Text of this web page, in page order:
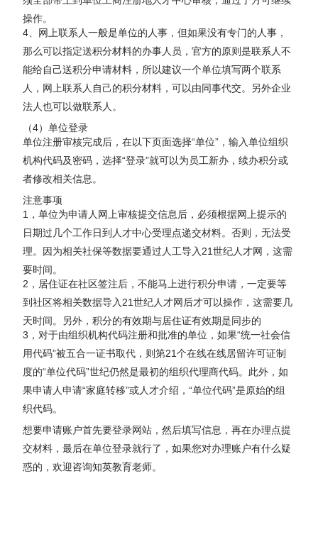
操作。
4、网上联系人一般是单位的人事，但如果没有专门的人事，
那么可以指定送积分材料的办事人员，官方的原则是联系人不
能给自己送积分申请材料，所以建议一个单位填写两个联系
人，网上联系人自己的积分材料，可以由同事代交。另外企业
法人也可以做联系人。
（4）单位登录
单位注册审核完成后，在以下页面选择“单位”，输入单位组织
机构代码及密码，选择“登录”就可以为员工新办，续办积分或
者修改相关信息。
注意事项
1，单位为申请人网上审核提交信息后，必须根据网上提示的
日期过几个工作日到人才中心受理点递交材料。否则，无法受
理。因为相关社保等数据要通过人工导入21世纪人才网，这需
要时间。
2，居住证在社区签注后，不能马上进行积分申请，一定要等
到社区将相关数据导入21世纪人才网后才可以操作，这需要几
天时间。另外，积分的有效期与居住证有效期是同步的
3，对于由组织机构代码注册和批准的单位，如果“统一社会信
用代码”被五合一证书取代，则第21个在线在线居留许可证制
度的“单位代码”世纪仍然是最初的组织代理商代码。此外，如
果申请人申请“家庭转移”或人才介绍，“单位代码”是原始的组
织代码。
想要申请账户首先要登录网站，然后填写信息，再在办理点提
交材料，最后在单位登录就行了，如果您对办理账户有什么疑
惑的，欢迎咨询知英教育老师。